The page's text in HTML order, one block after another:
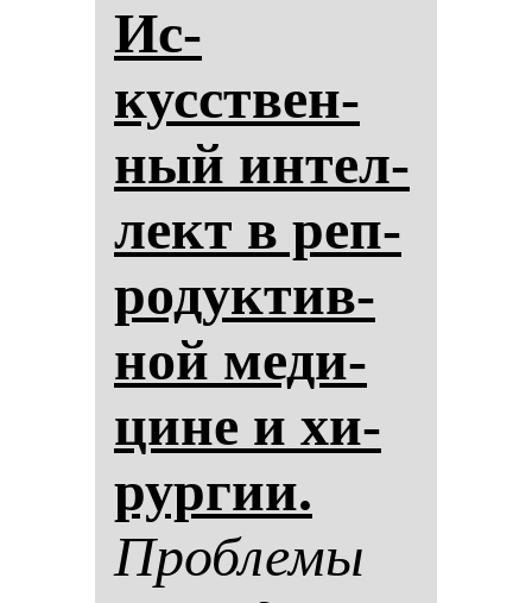
Ис­
кусствен­
ный ин­тел­
лект в реп­
ро­дук­тив­
ной ме­ди­
ци­не и хи­
рур­гии.
Проб­ле­мы